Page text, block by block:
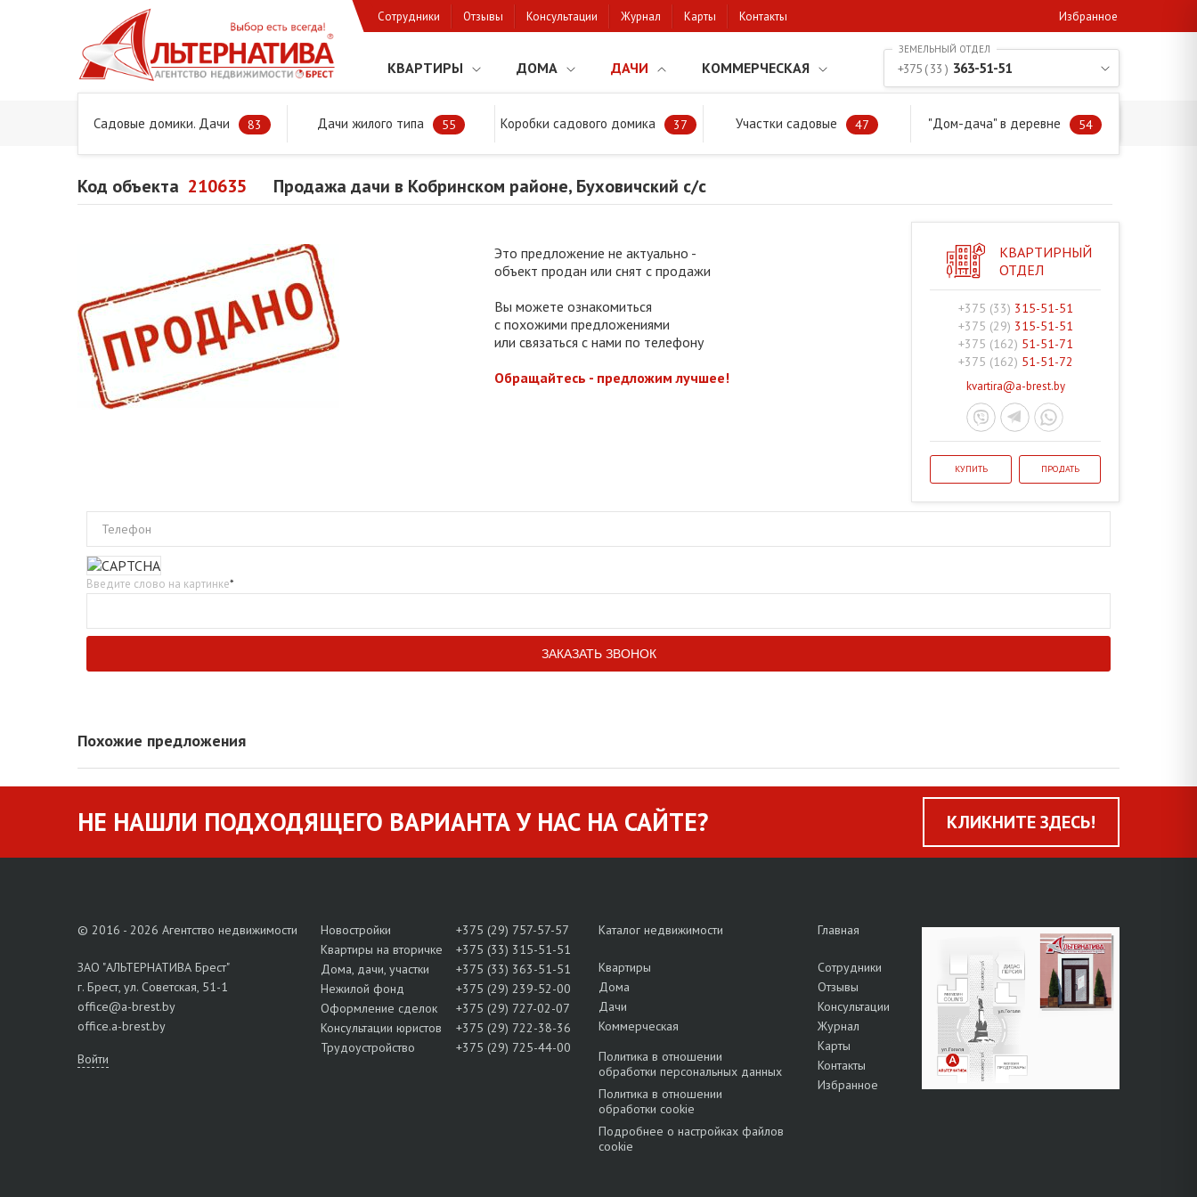
Сотрудники Отзывы Консультации Журнал Карты Контакты Избранное
КВАРТИРЫ ДОМА ДАЧИ КОММЕРЧЕСКАЯ
Садовые домики. Дачи 83 Дачи жилого типа 55 Коробки садового домика 37 Участки садовые 47 "Дом-дача" в деревне 54
+375 ( 33 ) 363-51-51
Главная Предложения Дачи, садовые домики и участки Продажа дачи в Кобринском районе, Буховичский с/с
Код объекта 210635 Продажа дачи в Кобринском районе, Буховичский с/с
Это предложение не актуально -
объект продан или снят с продажи
Вы можете ознакомиться
с похожими предложениями
или связаться с нами по телефону
Обращайтесь - предложим лучшее!
КВАРТИРНЫЙ
ОТДЕЛ
+375 (33) 315-51-51
+375 (29) 315-51-51
+375 (162) 51-51-71
+375 (162) 51-51-72
kvartira@a-brest.by
КУПИТЬ ПРОДАТЬ
Телефон
Введите слово на картинке*
Похожие предложения
НЕ НАШЛИ ПОДХОДЯЩЕГО ВАРИАНТА У НАС НА САЙТЕ? КЛИКНИТЕ ЗДЕСЬ!
© 2016 - 2026 Агентство недвижимости
ЗАО "АЛЬТЕРНАТИВА Брест"
г. Брест, ул. Советская, 51-1
office@a-brest.by
office.a-brest.by
Войти
Новостройки
+375 (29) 757-57-57
Квартиры на вторичке
+375 (33) 315-51-51
Дома, дачи, участки
+375 (33) 363-51-51
Нежилой фонд
+375 (29) 239-52-00
Оформление сделок
+375 (29) 727-02-07
Консультации юристов
+375 (29) 722-38-36
Трудоустройство
+375 (29) 725-44-00
Каталог недвижимости
Квартиры
Дома
Дачи
Коммерческая
Политика в отношении
обработки персональных данных
Политика в отношении
обработки cookie
Подробнее о настройках файлов
cookie
Главная
Сотрудники
Отзывы
Консультации
Журнал
Карты
Контакты
Избранное